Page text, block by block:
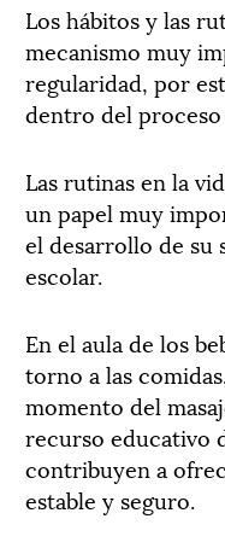
Los hábitos y las
mecanismo muy
regularidad, por
dentro del
Las rutinas en la
un papel muy
el desarrollo de su
escolar.
En el aula de los
torno a las
momento del
recurso educativo
contribuyen a
estable y seguro.